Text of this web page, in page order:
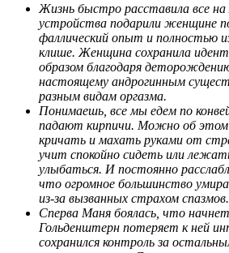
Жизнь быстро расставила все
устройства подарили женщине
фаллический опыт и полностью
клише. Женщина сохранила
образом благодаря
настоящему андрогинным
разным видам оргазма.
Понимаешь, все мы едем по
падают кирпичи. Можно об
кричать и махать руками от
учит спокойно сидеть или
улыбаться. И постоянно
что огромное большинство
из-за вызванных страхом спазмов.
Сперва Маня боялась, что
Гольденштерн потеряет к ней
сохранился контроль за